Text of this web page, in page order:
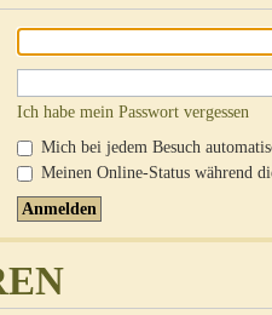
Ich habe mein Passwort vergessen
Mich bei jedem Besuch
Meinen Online-Status während